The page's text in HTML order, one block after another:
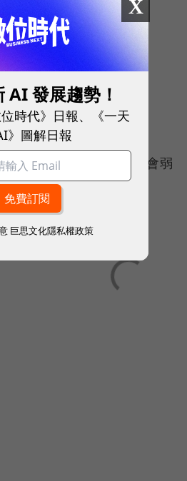
件者
歲，且未具有經濟或社會弱
X
AI 發展趨勢！
時代》日報、《一天
》圖解日報
巨思文化隱私權政策